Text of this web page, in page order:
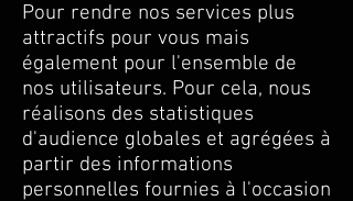
Pour rendre nos services plus
attractifs pour vous mais
également pour l'ensemble de
nos utilisateurs. Pour cela, nous
réalisons des statistiques
d'audience globales et agrégées à
partir des informations
personnelles fournies à l'occasion